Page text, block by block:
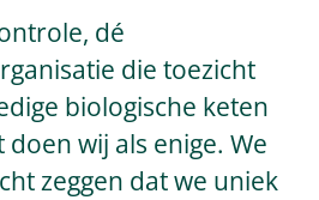
dé
die toezicht
biologische keten
wij als enige. We
zeggen dat we uniek